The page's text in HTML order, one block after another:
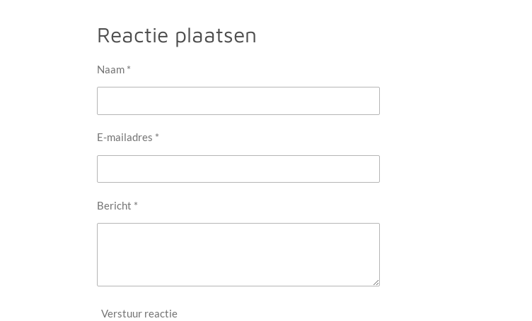
n
e
Reactie plaatsen
Naam *
E-mailadres *
Bericht *
Verstuur reactie